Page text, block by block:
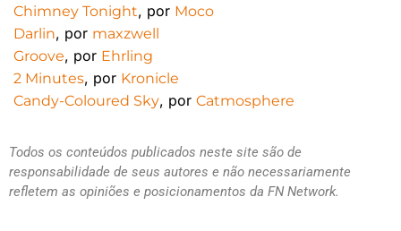
Chimney Tonight, por Moco
Darlin, por maxzwell
Groove, por Ehrling
2 Minutes, por Kronicle
Candy-Coloured Sky, por Catmosphere
Todos os conteúdos publicados neste site são de
responsabilidade de seus autores e não necessariamente
refletem as opiniões e posicionamentos da FN Network.